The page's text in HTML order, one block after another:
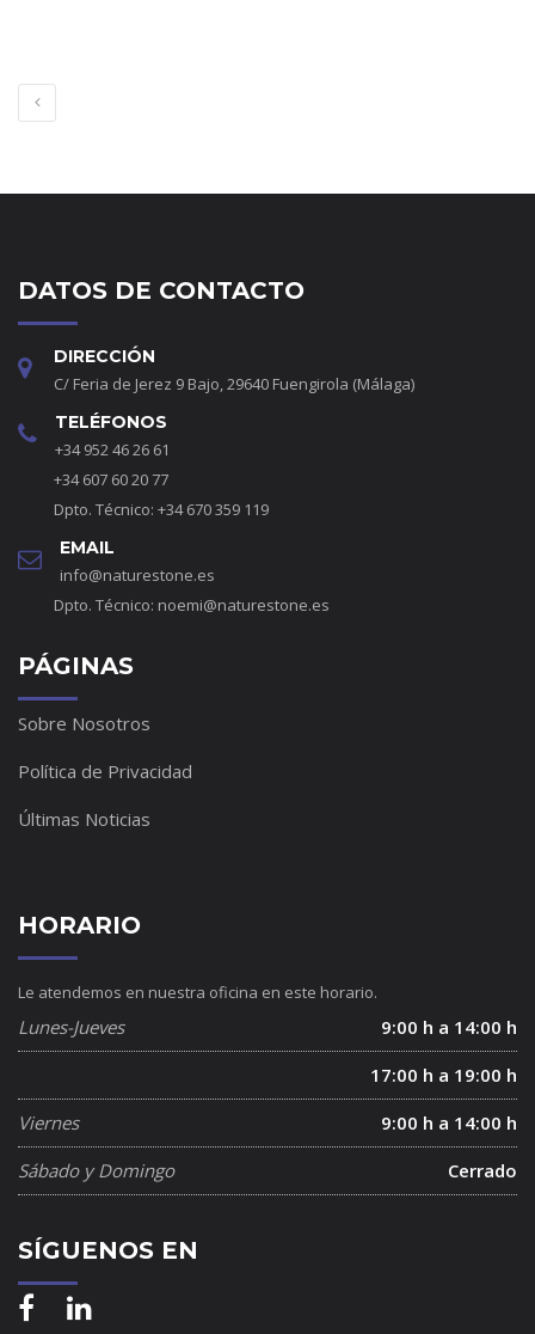
DATOS DE CONTACTO
DIRECCIÓN
C/ Feria de Jerez 9 Bajo, 29640 Fuengirola (Málaga)
TELÉFONOS
+34 952 46 26 61
+34 607 60 20 77
Dpto. Técnico: +34 670 359 119
EMAIL
info@naturestone.es
Dpto. Técnico: noemi@naturestone.es
PÁGINAS
Sobre Nosotros
Política de Privacidad
Últimas Noticias
HORARIO
Le atendemos en nuestra oficina en este horario.
Lunes-Jueves
9:00 h a 14:00 h
17:00 h a 19:00 h
Viernes
9:00 h a 14:00 h
Sábado y Domingo
Cerrado
SÍGUENOS EN